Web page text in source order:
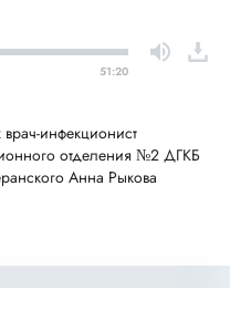
51:20
врач-инфекционист
отделения №2 ДГКБ
Анна Рыкова